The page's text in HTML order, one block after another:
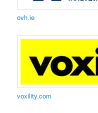
ovh.ie
voxility.com